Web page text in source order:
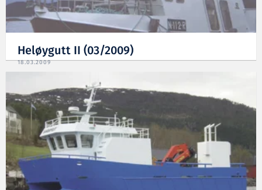
Heløygutt II (03/2009)
18.03.2009